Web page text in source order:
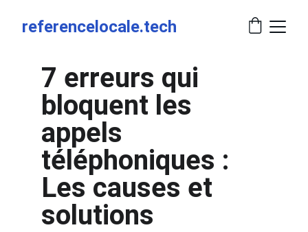
referencelocale.tech
7 erreurs qui
bloquent les
appels
téléphoniques :
Les causes et
solutions